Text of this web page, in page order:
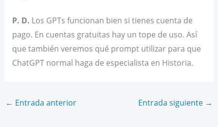
P. D. Los GPTs funcionan bien si tienes cuenta de
pago. En cuentas gratuitas hay un tope de uso. Así
que también veremos qué prompt utilizar para que
ChatGPT normal haga de especialista en Historia.
← Entrada anterior Entrada siguiente →